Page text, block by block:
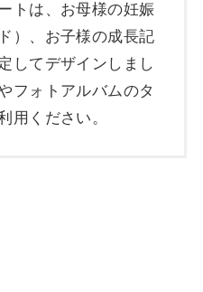
トは、お母様の妊娠
）、お子様の成長記
してデザインしまし
フォトアルバムのタ
用ください。